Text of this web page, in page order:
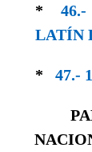
*
LA­TÍN
* 47.-